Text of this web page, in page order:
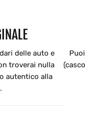
delle auto e
troverai nulla
autentico alla